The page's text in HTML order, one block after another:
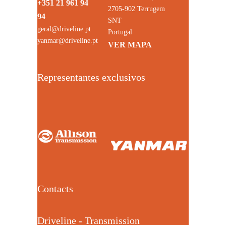
+351 21 961 94
94
geral@driveline.pt
yanmar@driveline.pt
2705-902 Terrugem
SNT
Portugal
VER MAPA
Representantes exclusivos
Contacts
Driveline - Transmission